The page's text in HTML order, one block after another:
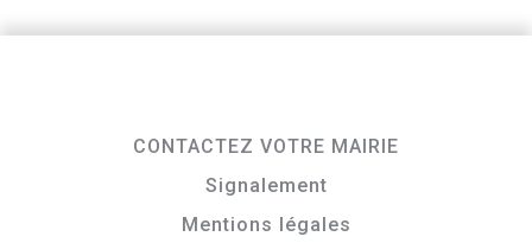
CONTACTEZ VOTRE MAIRIE
Signalement
Mentions légales